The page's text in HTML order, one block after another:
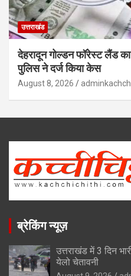
उत्तराखंड
देहरादून गोल्डन फॉरेस्ट लैंड
पुलिस ने दर्ज किया केस
August 8, 2026
ब्रेकिंग न्यूज़
उत्तराखंड में 3 दिन
येलो चेतावनी